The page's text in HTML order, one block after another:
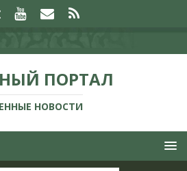
ПОРТАЛ
НОВОСТИ